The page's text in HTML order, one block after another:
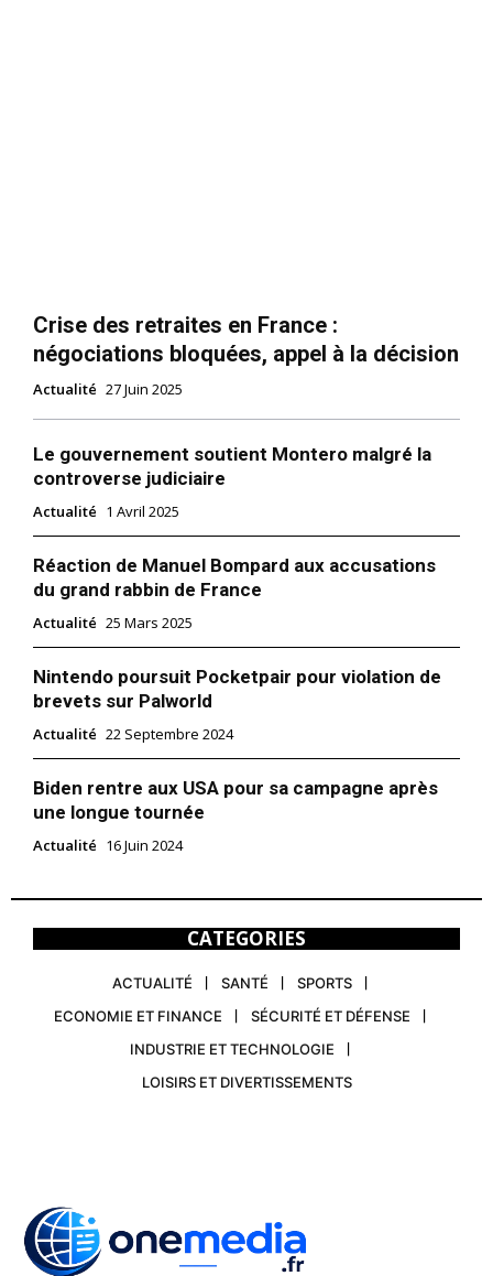
Crise des retraites en France :
négociations bloquées, appel à la décision
Actualité 27 Juin 2025
Le gouvernement soutient Montero malgré la
controverse judiciaire
Actualité 1 Avril 2025
Réaction de Manuel Bompard aux accusations
du grand rabbin de France
Actualité 25 Mars 2025
Nintendo poursuit Pocketpair pour violation de
brevets sur Palworld
Actualité 22 Septembre 2024
Biden rentre aux USA pour sa campagne après
une longue tournée
Actualité 16 Juin 2024
CATEGORIES
ACTUALITÉ SANTÉ
SPORTS
ECONOMIE ET FINANCE
SÉCURITÉ ET DÉFENSE
INDUSTRIE ET TECHNOLOGIE
LOISIRS ET DIVERTISSEMENTS